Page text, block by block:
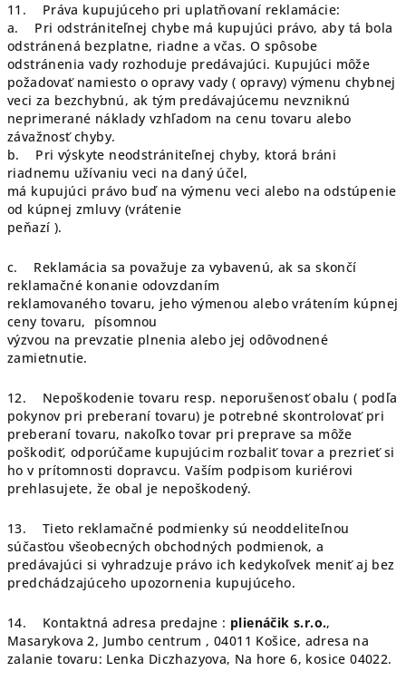
11. Práva kupujúceho pri uplatňovaní reklamácie:
a. Pri odstrániteľnej chybe má kupujúci právo, aby tá bola
odstránená bezplatne, riadne a včas. O spôsobe
odstránenia vady rozhoduje predávajúci. Kupujúci môže
požadovať namiesto o opravy vady ( opravy) výmenu chybnej
veci za bezchybnú, ak tým predávajúcemu nevzniknú
neprimerané náklady vzhľadom na cenu tovaru alebo
závažnosť chyby.
b. Pri výskyte neodstrániteľnej chyby, ktorá bráni
riadnemu užívaniu veci na daný účel,
má kupujúci právo buď na výmenu veci alebo na odstúpenie
od kúpnej zmluvy (vrátenie
peňazí ).
c. Reklamácia sa považuje za vybavenú, ak sa skončí
reklamačné konanie odovzdaním
reklamovaného tovaru, jeho výmenou alebo vrátením kúpnej
ceny tovaru, písomnou
výzvou na prevzatie plnenia alebo jej odôvodnené
zamietnutie.
12. Nepoškodenie tovaru resp. neporušenosť obalu ( podľa
pokynov pri preberaní tovaru) je potrebné skontrolovať pri
preberaní tovaru, nakoľko tovar pri preprave sa môže
poškodiť, odporúčame kupujúcim rozbaliť tovar a prezrieť si
ho v prítomnosti dopravcu. Vaším podpisom kuriérovi
prehlasujete, že obal je nepoškodený.
13. Tieto reklamačné podmienky sú neoddeliteľnou
súčasťou všeobecných obchodných podmienok, a
predávajúci si vyhradzuje právo ich kedykoľvek meniť aj bez
predchádzajúceho upozornenia kupujúceho.
14. Kontaktná adresa predajne : plienáčik s.r.o.,
Masarykova 2, Jumbo centrum , 04011 Košice, adresa na
zalanie tovaru: Lenka Diczhazyova, Na hore 6, kosice 04022.